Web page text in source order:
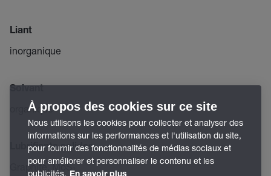
Liant
inorganique
Solvant
organique
Lubrifiants solides
Graphite, MoS₂
À propos des cookies sur ce site
Nous utilisons les cookies pour collecter et analyser des
informations sur les performances et l'utilisation du site,
pour fournir des fonctionnalités de médias sociaux et
pour améliorer et personnaliser le contenu et les
publicités.